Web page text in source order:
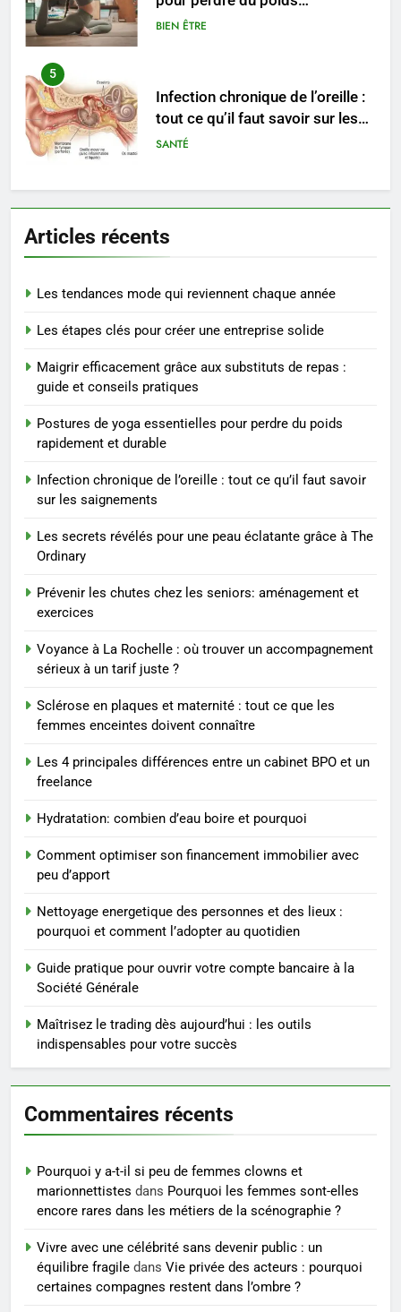
rapidement et durable
BIEN ÊTRE
5
Infection chronique de l’oreille :
tout ce qu’il faut savoir sur les
saignements
SANTÉ
6
peau éclatante grâce à The
Ordinary
SANTÉ
Prévenir les chutes chez les
exercices
BIEN ÊTRE
8
Voyance à La Rochelle : où
trouver un accompagnement
sérieux à un tarif juste ?
BIEN ÊTRE
1
reviennent chaque année
2
entreprise solide
ENTREPRISE
3
substituts de repas : guide et
conseils pratiques
BIEN ÊTRE
Postures de yoga essentielles
rapidement et durable
BIEN ÊTRE
5
Infection chronique de l’oreille :
tout ce qu’il faut savoir sur les
saignements
SANTÉ
6
peau éclatante grâce à The
Ordinary
SANTÉ
7
Prévenir les chutes chez les
Articles récents
Les tendances mode qui reviennent chaque année
Les étapes clés pour créer une entreprise solide
Maigrir efficacement grâce aux substituts de repas :
guide et conseils pratiques
Postures de yoga essentielles pour perdre du poids
rapidement et durable
Infection chronique de l’oreille : tout ce qu’il faut savoir
sur les saignements
Les secrets révélés pour une peau éclatante grâce à The
Ordinary
Prévenir les chutes chez les seniors: aménagement et
exercices
Voyance à La Rochelle : où trouver un accompagnement
sérieux à un tarif juste ?
Sclérose en plaques et maternité : tout ce que les
femmes enceintes doivent connaître
Les 4 principales différences entre un cabinet BPO et un
freelance
Hydratation: combien d’eau boire et pourquoi
Comment optimiser son financement immobilier avec
peu d’apport
Nettoyage energetique des personnes et des lieux :
pourquoi et comment l’adopter au quotidien
Guide pratique pour ouvrir votre compte bancaire à la
Société Générale
Maîtrisez le trading dès aujourd’hui : les outils
indispensables pour votre succès
Commentaires récents
Pourquoi y a-t-il si peu de femmes clowns et
marionnettistes dans Pourquoi les femmes sont-elles
encore rares dans les métiers de la scénographie ?
Vivre avec une célébrité sans devenir public : un
équilibre fragile dans Vie privée des acteurs : pourquoi
certaines compagnes restent dans l’ombre ?